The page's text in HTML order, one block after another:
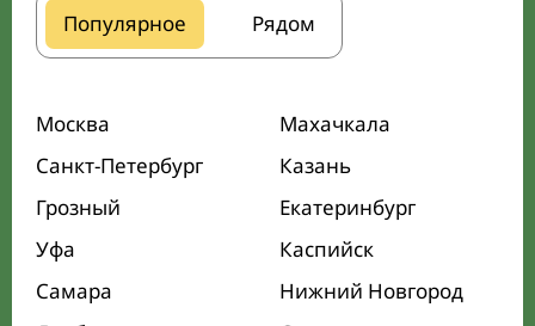
Популярное Рядом
Москва
Махачкала
Санкт-Петербург
Казань
Грозный
Екатеринбург
Уфа
Каспийск
Самара
Нижний Новгород